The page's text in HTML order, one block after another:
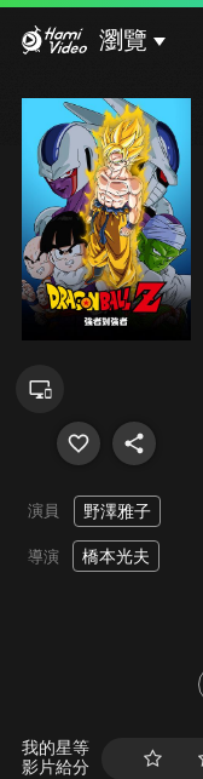
瀏覽
演員 野澤雅子
導演 橋本光夫
我的星等
影片給分